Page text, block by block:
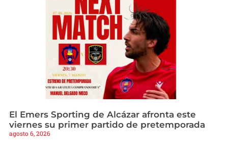
El Emers Sporting de Alcázar afronta este
viernes su primer partido de pretemporada
agosto 6, 2026